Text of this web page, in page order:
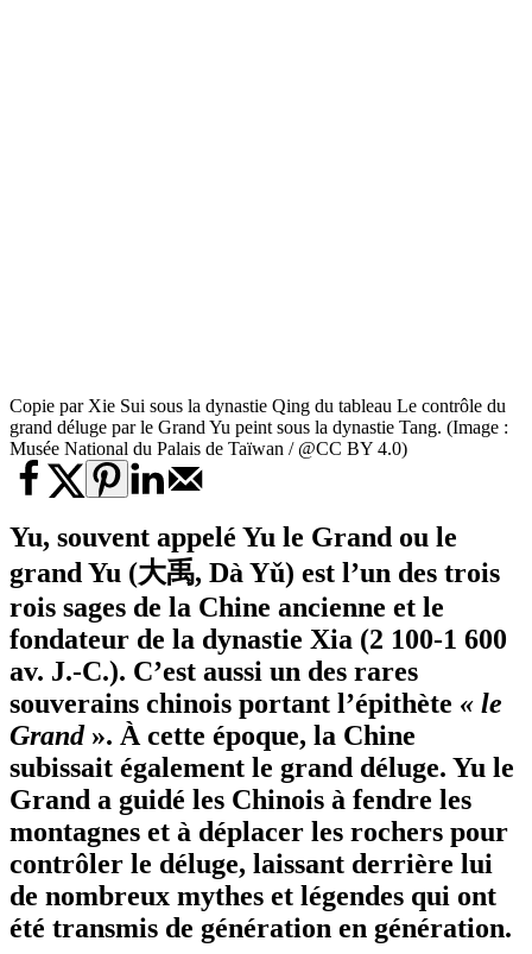
Copie par Xie Sui sous la dynastie Qing du tableau Le contrôle du
grand déluge par le Grand Yu peint sous la dynastie Tang. (Image :
Musée National du Palais de Taïwan / @CC BY 4.0)
Yu, souvent appelé Yu le Grand ou le
grand Yu (大禹, Dà Yǔ) est l’un des trois
rois sages de la Chine ancienne et le
fondateur de la dynastie Xia (2 100-1 600
av. J.-C.). C’est aussi un des rares
souverains chinois portant l’épithète « le
Grand». À cette époque, la Chine
subissait également le grand déluge. Yu le
Grand a guidé les Chinois à fendre les
montagnes et à déplacer les rochers pour
contrôler le déluge, laissant derrière lui
de nombreux mythes et légendes qui ont
été transmis de génération en génération.